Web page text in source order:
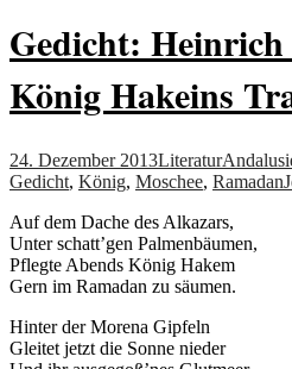
Gedicht: Heinrich
König Hakeins
24. Dezember 2013Literatur
Gedicht, König, Moschee, Ramadan
Auf dem Dache des Alkazars,
Unter schatt’gen Palmenbäumen,
Pflegte Abends König Hakem
Gern im Ramadan zu säumen.
Hinter der Morena Gipfeln
Gleitet jetzt die Sonne nieder